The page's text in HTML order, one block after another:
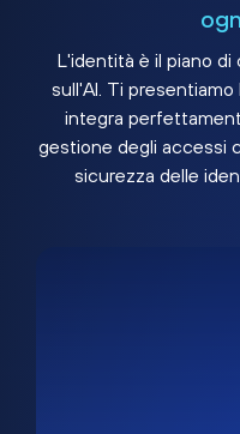
L'identità è il piano di
sull'AI. Ti presentiamo
integra
gestione degli accessi
sicurezza delle